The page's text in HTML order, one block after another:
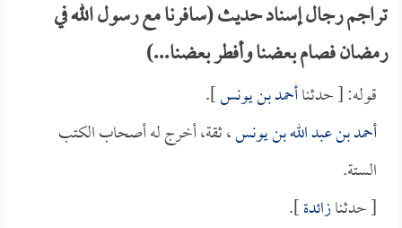
تراجم رجال إسناد حديث (سافرنا مع رسول الله في
رمضان فصام بعضنا وأفطر بعضنا...)
قوله: [ حدثناأحمد بن يونس].
أحمد بن عبد الله بن يونس، ثقة، أخرج له أصحاب الكتب
الستة.
[ حدثنازائدة].